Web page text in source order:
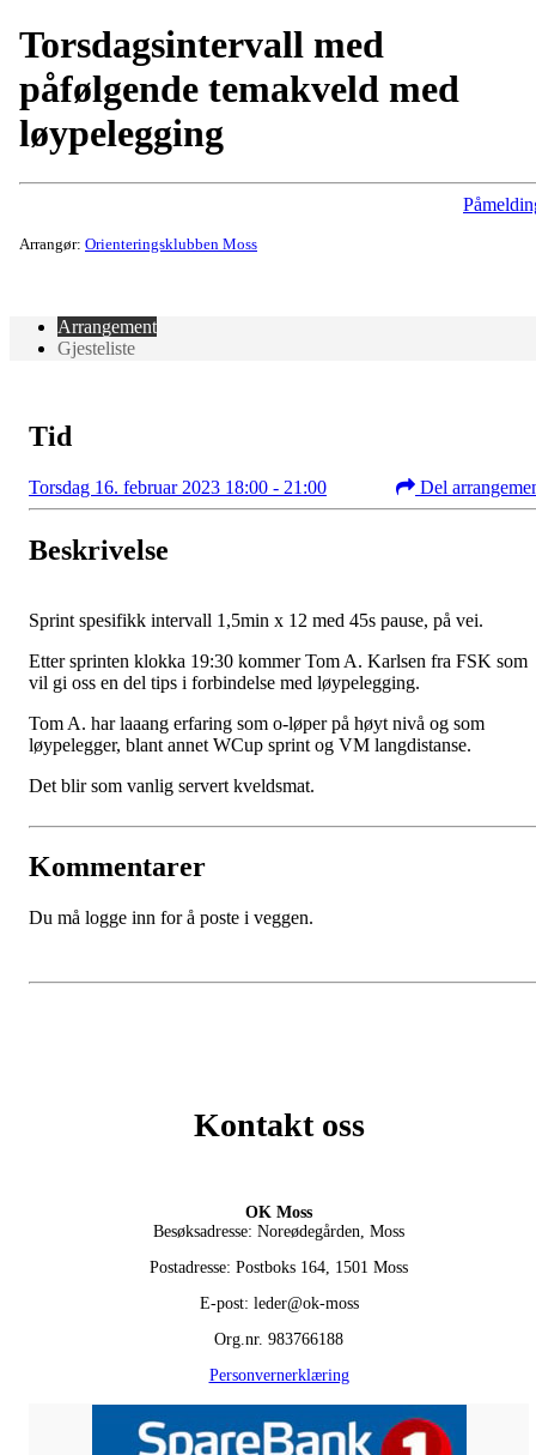
Torsdagsintervall med
påfølgende temakveld med
løypelegging
Arrangør: Orienteringsklubben Moss
Arrangement
Gjesteliste
Tid
Torsdag 16. februar 2023 18:00 - 21:00 Del
Beskrivelse
Sprint spesifikk intervall 1,5min x 12 med 45s pause, på vei.
Etter sprinten klokka 19:30 kommer Tom A. Karlsen fra FSK som
vil gi oss en del tips i forbindelse med løypelegging.
Tom A. har laaang erfaring som o-løper på høyt nivå og som
løypelegger, blant annet WCup sprint og VM langdistanse.
Det blir som vanlig servert kveldsmat.
Kommentarer
Du må logge inn for å poste i veggen.
Kontakt oss
OK Moss
Besøksadresse: Noreødegården, Moss
Postadresse: Postboks 164, 1501 Moss
E-post: leder@ok-moss
Org.nr. 983766188
Personvernerklæring